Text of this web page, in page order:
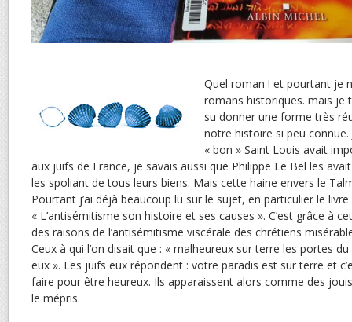
Quel roman ! et pourtant je
romans historiques. mais je
su donner une forme très
notre histoire si peu
« bon » Saint Louis avait
aux juifs de France, je savais aussi que Philippe Le Bel les
les spoliant de tous leurs biens. Mais cette haine envers le
Pourtant j’ai déjà beaucoup lu sur le sujet, en particulier le
« L’antisémitisme son histoire et ses causes ». C’est grâce à
des raisons de l’antisémitisme viscérale des chrétiens
Ceux à qui l’on disait que : « malheureux sur terre les portes
eux ». Les juifs eux répondent : votre paradis est sur terre et
faire pour être heureux. Ils apparaissent alors comme des
le mépris.